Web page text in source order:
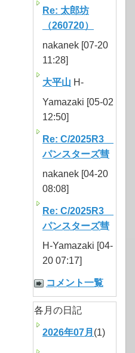
Re: 太郎坊
（260720）
nakanek [07-20
11:28]
大平山 H-
Yamazaki [05-02
12:50]
Re: C/2025R3
パンスターズ彗
nakanek [04-20
08:08]
Re: C/2025R3
パンスターズ彗
H-Yamazaki [04-
20 07:17]
コメント一覧
各月の日記
2026年07月 (1)